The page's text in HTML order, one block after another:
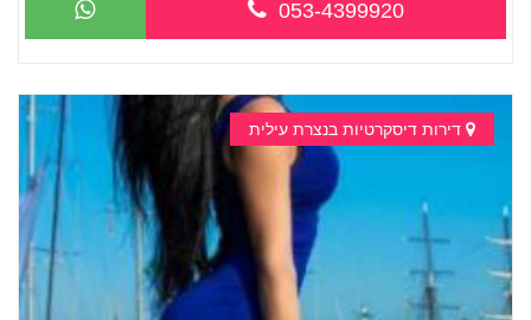
053-4399920
דירות דיסקרטיות בנצרת עילית